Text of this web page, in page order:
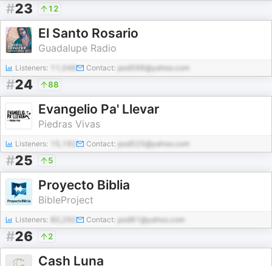
#23 12
El Santo Rosario
Guadalupe Radio
Listeners: 11,046 Contact: pod596@yahoo.com
#24 88
Evangelio Pa' Llevar
Piedras Vivas
Listeners: Contact: pod525@yahoo.com
#25 5
Proyecto Biblia
BibleProject
Listeners: Contact: pod91@yahoo.com
#26 2
Cash Luna